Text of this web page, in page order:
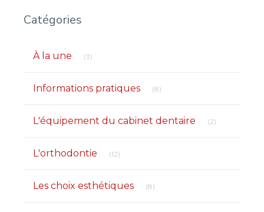
Catégories
À la une (3)
Informations pratiques (8)
L'équipement du cabinet dentaire (2)
L'orthodontie (12)
Les choix esthétiques (8)